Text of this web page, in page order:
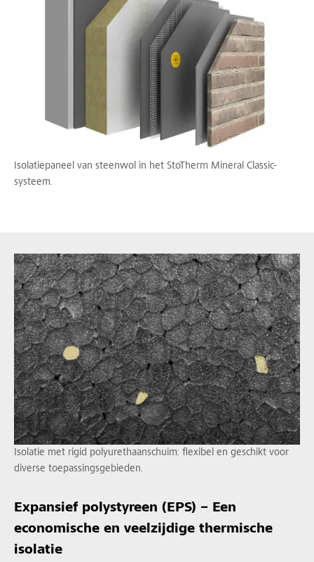
Isolatiepaneel van steenwol in het StoTherm Mineral Classic-
systeem.
Expansief polystyreen (EPS) – Een
economische en veelzijdige thermische
isolatie
Isolatie met rigid polyurethaanschuim: flexibel en geschikt voor
diverse toepassingsgebieden.